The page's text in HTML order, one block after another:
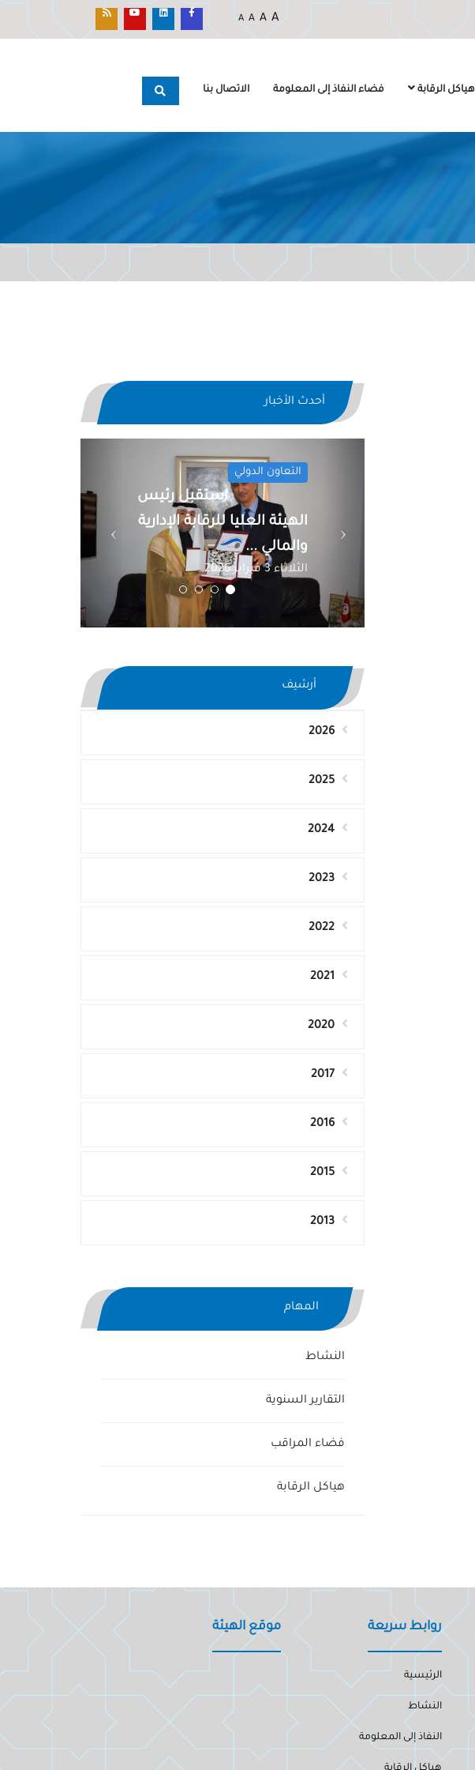
A A A A
هياكل الرقابة فضاء النفاذ إلى المعلومة الاتصال بنا
أحدث الأخبار
التعاون الدولي
استقبل رئيس
الهيئة العليا للرقابة الإدارية
والمالي ...
الثلاثاء 3 فبراير 2026
أرشيف
2026
2025
2024
2023
2022
2021
2020
2017
2016
2015
2013
المهام
النشاط
التقارير السنوية
فضاء المراقب
هياكل الرقابة
روابط سريعة
الرئيسية
النشاط
النفاذ إلى المعلومة
موقع الهيئة